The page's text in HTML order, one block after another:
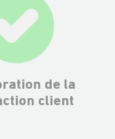
de la
client